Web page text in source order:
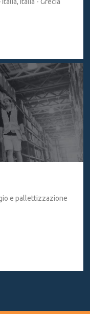
Italia